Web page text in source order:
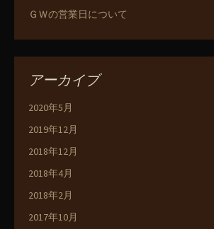
ＧＷの営業日について
アーカイブ
2020年5月
2019年12月
2018年12月
2018年4月
2018年2月
2017年10月